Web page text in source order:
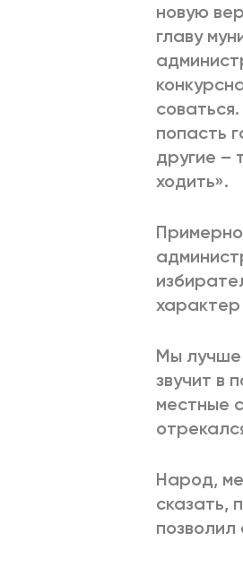
новую
главу
попасть
другие –
ходить».
Примерно
Мы лучше
звучит в
местные
Народ,
сказать,
позволил